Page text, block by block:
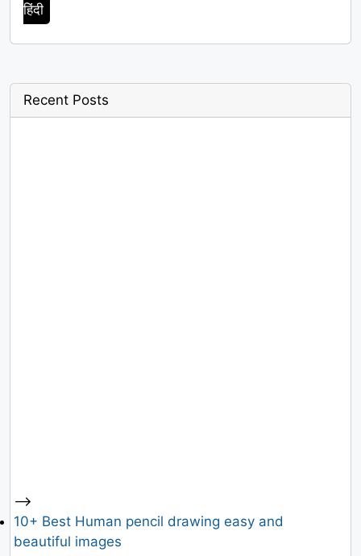
हिंदी
Recent Posts
-->
10+ Best Human pencil drawing easy and
beautiful images